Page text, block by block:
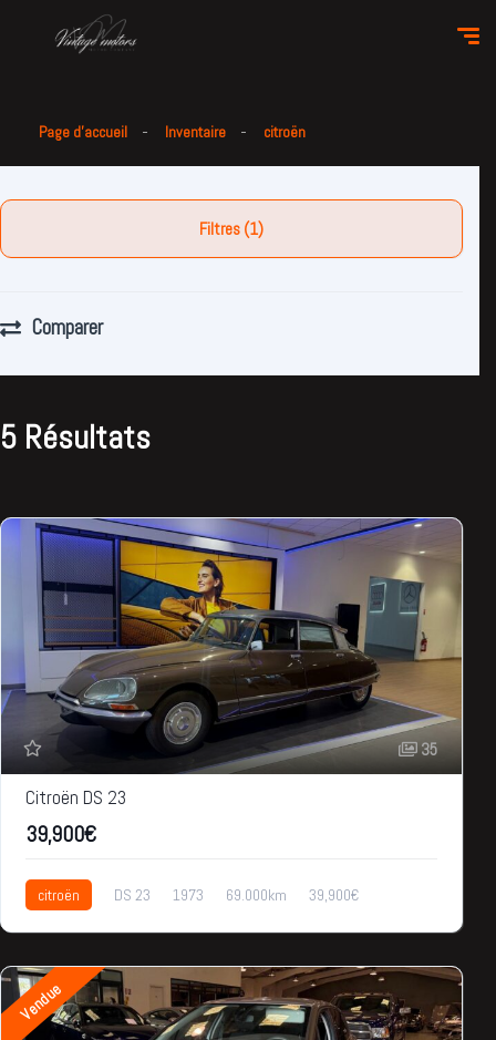
Page d'accueil Inventaire citroën
Filtres (1)
Comparer
5 Résultats
35
Citroën DS 23
39,900€
citroën DS 23 1973 69.000km 39,900€
Vendue